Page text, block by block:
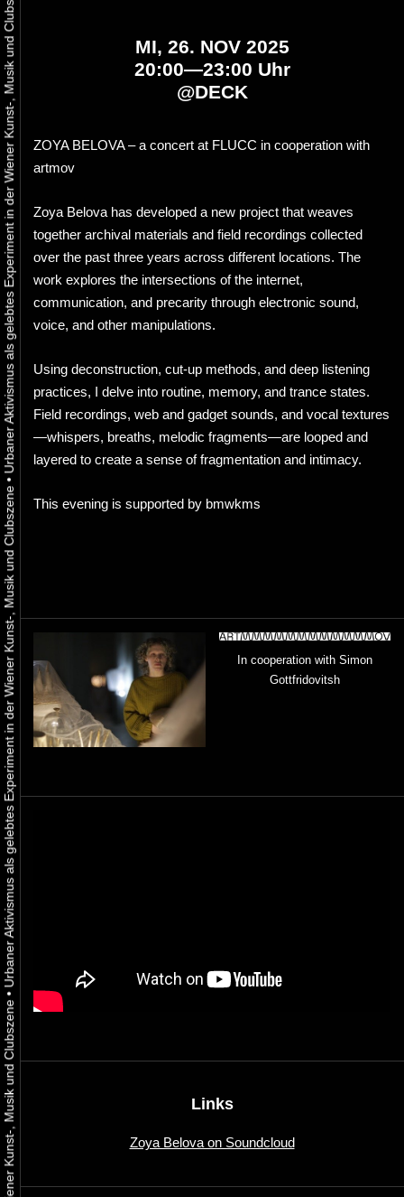
•
Urbaner Aktivismus als gelebtes Experiment in der Wiener Kunst-, Musik und Clubszene
•
Urbaner Aktivismus als gelebtes Experiment in der Wiener Kunst-, Musik und Clubszene
MI, 26. NOV 2025
20:00—23:00 Uhr
@DECK
ZOYA BELOVA – a concert at FLUCC in cooperation with
artmov
Zoya Belova has developed a new project that weaves
together archival materials and field recordings collected
over the past three years across different locations. The
work explores the intersections of the internet,
communication, and precarity through electronic sound,
voice, and other manipulations.
Using deconstruction, cut-up methods, and deep listening
practices, I delve into routine, memory, and trance states.
Field recordings, web and gadget sounds, and vocal textures
—whispers, breaths, melodic fragments—are looped and
layered to create a sense of fragmentation and intimacy.
This evening is supported by bmwkms
In cooperation with Simon
Gottfridovitsh
Links
Zoya Belova on Soundcloud